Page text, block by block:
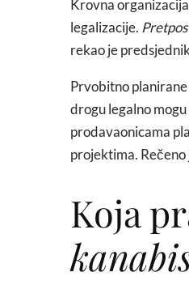
Krovna
legalizacije.
rekao je
Prvobitno planirane
drogu legalno
prodavaonicama
projektima. Rečeno
Koja